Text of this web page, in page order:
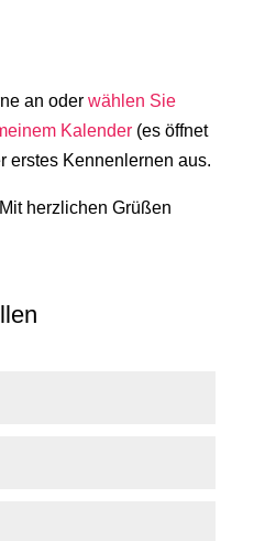
an oder wählen Sie
Kalender(es öffnet
erstes Kennenlernen aus.
herzlichen Grüßen